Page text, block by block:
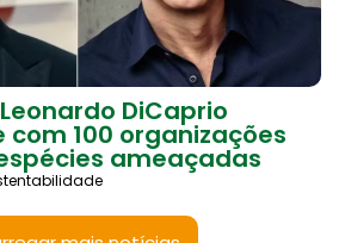
DiCaprio
100 organizações
ameaçadas